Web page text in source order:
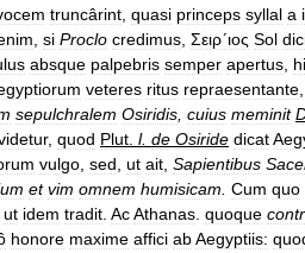
truncârint quasi princeps syllal a
si Proclo credimus Σειρ´ιος Sol
absque palpebris semper apertus
veteres ritus repraesentante
sepulchralem Osiridis cuius meminit
, quod Plut l. de Osiride dicat
vulgo sed ut ait Sapientibus
et vim omnem humisicam Cum quo
ut idem tradit AcAthanas quoque
honore maxime affici abAegyptiis: